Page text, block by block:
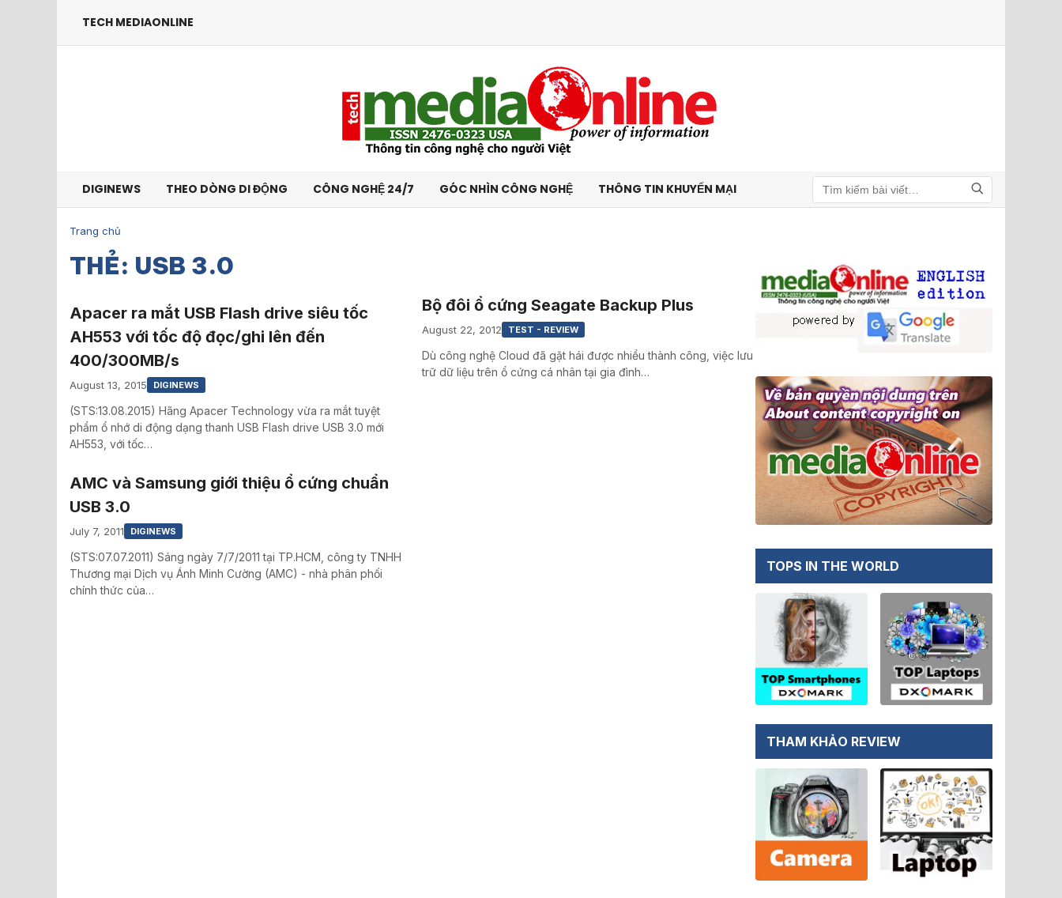
TECH MEDIAONLINE
DIGINEWS THEO DÒNG DI ĐỘNG CÔNG NGHỆ 24/7 GÓC NHÌN CÔNG NGHỆ THÔNG TIN KHUYẾN MẠI
Tìm kiếm
Trang chủ
THẺ: USB 3.0
Apacer ra mắt USB Flash drive siêu tốc
AH553 với tốc độ đọc/ghi lên đến
400/300MB/s
August 13, 2015 DIGINEWS
(STS:13.08.2015) Hãng Apacer Technology vừa ra mắt tuyệt
phẩm ổ nhớ di động dạng thanh USB Flash drive USB 3.0 mới
AH553, với tốc…
Bộ đôi ổ cứng Seagate Backup Plus
August 22, 2012 TEST - REVIEW
Dù công nghệ Cloud đã gặt hái được nhiều thành công, việc lưu
trữ dữ liệu trên ổ cứng cá nhân tại gia đình…
AMC và Samsung giới thiệu ổ cứng chuẩn
USB 3.0
July 7, 2011 DIGINEWS
(STS:07.07.2011) Sáng ngày 7/7/2011 tại TP.HCM, công ty TNHH
Thương mại Dịch vụ Ánh Minh Cường (AMC) - nhà phân phối
chính thức của…
TOPS IN THE WORLD
THAM KHẢO REVIEW